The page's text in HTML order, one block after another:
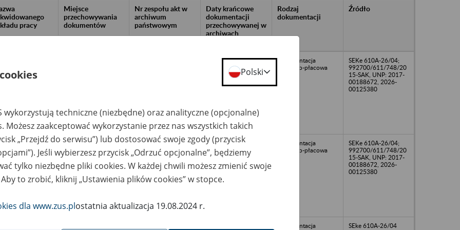
pracy
Miejsce
przechowywania
dokumentów
Nr zespołu akt w
archiwum
państwowym
Daty krańcowe
dokumentacji
przechowywanej w
archiwach
Rodzaj
dokumentacji
Źródło
26-800
22 724 76 05,
apw.milanowek@wars
zawa.archiwa.gov.pl
dokumentacja
osobowo-płacowa
SEKe 610A-26/04;
992700/611/748/20
15-SAK, UNP: 2017-
00188672, 2026-
00125380
ZAMBUD Sp. z
32-050 Skawina,
23
Archiwum Państwowe
w Warszawie Oddział
Dokumentacji
Osobowej i Płacowej
w Milanówku, ul.
Stefana Okrzei 1, 05-
822 Milanówek, tel.
zawa.archiwa.gov.pl
dokumentacja
osobowo-płacowa
SEKe 610A-26/04;
992700/611/748/20
15-SAK, UNP: 2017-
00188672, 2026-
00125380
dokumentacja
SEke 610A-26/04
Polski
wykorzystują techniczne (niezbędne) oraz analityczne (opcjonalne)
Możesz zaakceptować wykorzystanie przez nas wszystkich takich
„Przejdź do serwisu”) lub dostosować swoje zgody (przycisk
Jeśli wybierzesz przycisk „Odrzuć opcjonalne”, będziemy
tylko niezbędne pliki cookies. W każdej chwili możesz zmienić swoje
to zrobić, kliknij „Ustawienia plików cookies” w stopce.
dla www.zus.plostatnia aktualizacja 19.08.2024 r.